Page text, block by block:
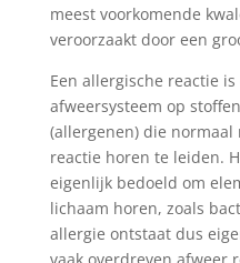
meest voorkomende
veroorzaakt door een
Een allergische reactie
afweersysteem op
(allergenen) die
reactie horen te leiden.
eigenlijk bedoeld om
lichaam horen, zoals
allergie ontstaat dus